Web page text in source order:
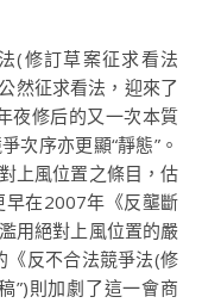
(修訂草案征求看法
然征求看法，迎來了
夜修后的又一次本質
次序亦更顯“靜態”。
上風位置之條目，估
早在2007年《反壟斷
用絕對上風位置的嚴
反不合法競爭法(修
”)則加劇了這一會商